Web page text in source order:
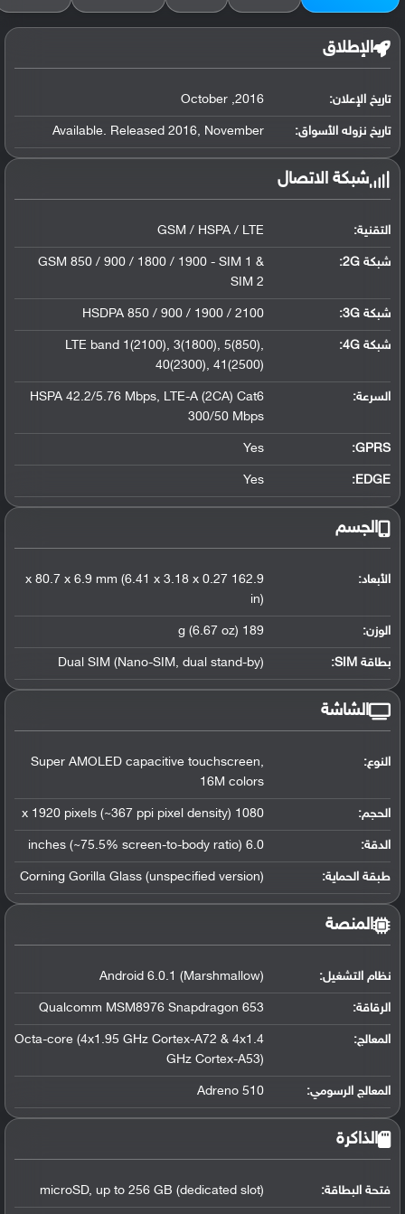
الإطلاق
تاريخ الإعلان: 2016, October
تاريخ نزوله الأسواق: Available. Released 2016, November
شبكة الاتصال
التقنية: GSM / HSPA / LTE
شبكة 2G:
GSM 850 / 900 / 1800 / 1900 - SIM 1 &
SIM 2
شبكة 3G :
HSDPA 850 / 900 / 1900 / 2100
شبكة 4G :
LTE band 1(2100), 3(1800), 5(850),
40(2300), 41(2500)
السرعة:
HSPA 42.2/5.76 Mbps, LTE-A (2CA) Cat6
300/50 Mbps
GPRS:
Yes
EDGE:
Yes
الجسم
الأبعاد:
162.9 x 80.7 x 6.9 mm (6.41 x 3.18 x 0.27
in)
الوزن: 189 g (6.67 oz)
بطاقة SIM: Dual SIM (Nano-SIM, dual stand-by)
الشاشة
النوع:
Super AMOLED capacitive touchscreen,
16M colors
الحجم: 1080 x 1920 pixels (~367 ppi pixel density)
الدقة: 6.0 inches (~75.5% screen-to-body ratio)
طبقة الحماية: Corning Gorilla Glass (unspecified version)
المنصة
نظام التشغيل:
Android 6.0.1 (Marshmallow)
الرقاقة:
Qualcomm MSM8976 Snapdragon 653
المعالج:
Octa-core (4x1.95 GHz Cortex-A72 & 4x1.4
GHz Cortex-A53)
المعالج الرسومي:
Adreno 510
الذاكرة
فتحة البطاقة: microSD, up to 256 GB (dedicated slot)